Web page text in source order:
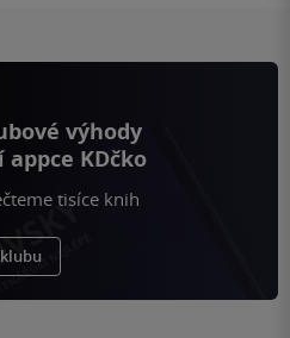
výhody
KDčko
tisíce knih